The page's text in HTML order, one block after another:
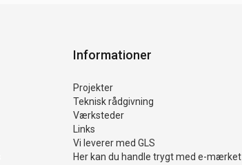
Informationer
Projekter
Teknisk rådgivning
Værksteder
Links
Vi leverer med GLS
Her kan du handle trygt med e-mærket